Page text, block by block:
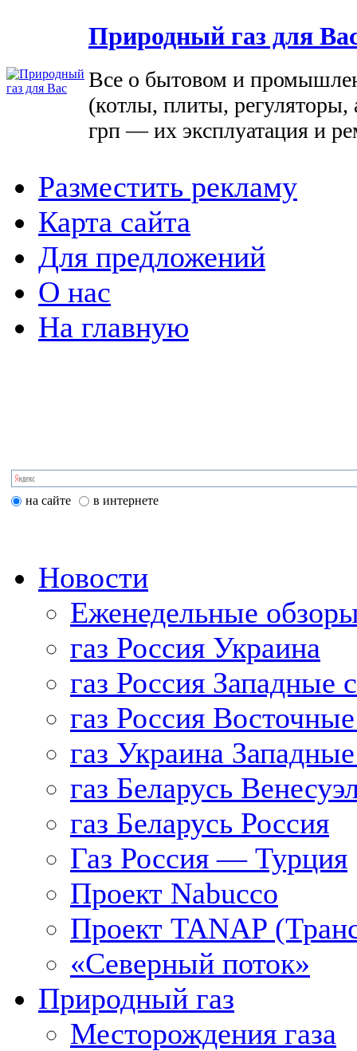
Природный газ для
Все о бытовом и
(котлы, плиты, регуляторы,
грп — их эксплуатация и
Разместить рекламу
Карта сайта
Для предложений
О нас
На главную
на сайте в интернете
Новости
Еженедельные
газ Россия Украина
газ Россия Западные
газ Россия
газ Украина
газ Беларусь
газ Беларусь Россия
Газ Россия — Турция
Проект Nabucco
Проект TANAP
«Северный поток»
Природный газ
Месторождения газа